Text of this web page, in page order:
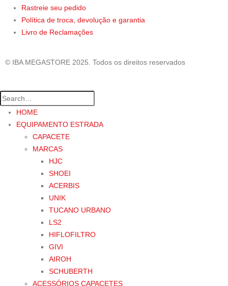
Rastreie seu pedido
Política de troca, devolução e garantia
Livro de Reclamações
© IBA MEGASTORE 2025. Todos os direitos reservados
HOME
EQUIPAMENTO ESTRADA
CAPACETE
MARCAS
HJC
SHOEI
ACERBIS
UNIK
TUCANO URBANO
LS2
HIFLOFILTRO
GIVI
AIROH
SCHUBERTH
ACESSÓRIOS CAPACETES